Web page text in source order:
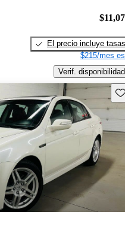
El precio incluye tasas
$215/mes
Verif. disponibilidad